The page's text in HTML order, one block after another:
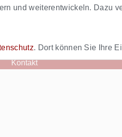
und weiterentwickeln. Dazu
. Dort können Sie Ihre
Verwenden Sie bitte die
als neuer Benutzer registrieren.
Zum Newsletter
Kontakt